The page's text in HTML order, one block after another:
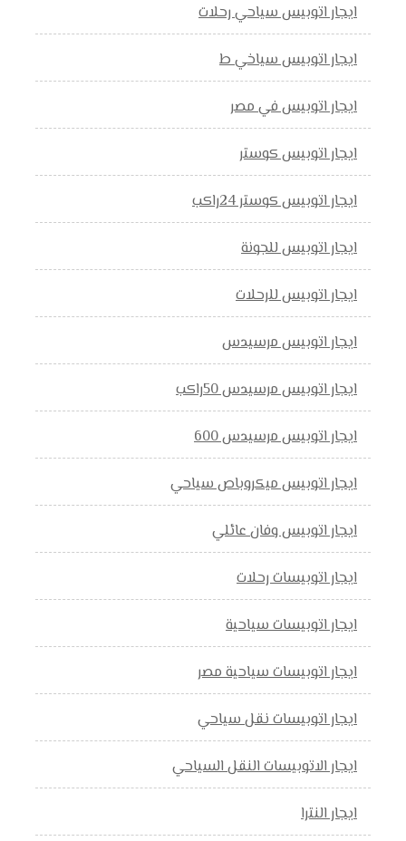
ايجار اتوبيس سياحي رحلات
ايجار اتوبيس سياخي ط
ايجار اتوبيس في مصر
ايجار اتوبيس كوستر
ايجار اتوبيس كوستر 24راكب
ايجار اتوبيس للجونة
ايجار اتوبيس للرحلات
ايجار اتوبيس مرسيدس
ايجار اتوبيس مرسيدس 50راكب
ايجار اتوبيس مرسيدس 600
ايجار اتوبيس ميكروباص سياحي
ايجار اتوبيس وفان عائلي
ايجار اتوبيسات رحلات
ايجار اتوبيسات سياحية
ايجار اتوبيسات سياحية مصر
ايجار اتوبيسات نقل سياحي
ايجار الاتوبيسات النقل السياحي
ايجار النترا